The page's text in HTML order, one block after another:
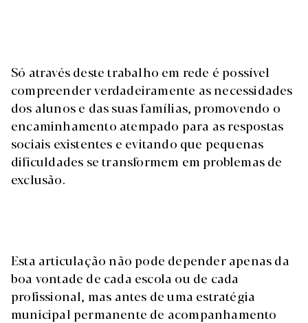
Só através deste trabalho em rede é possível
compreender verdadeiramente as necessidades
dos alunos e das suas famílias, promovendo o
encaminhamento atempado para as respostas
sociais existentes e evitando que pequenas
dificuldades se transformem em problemas de
exclusão.
Esta articulação não pode depender apenas da
boa vontade de cada escola ou de cada
profissional, mas antes de uma estratégia
municipal permanente de acompanhamento